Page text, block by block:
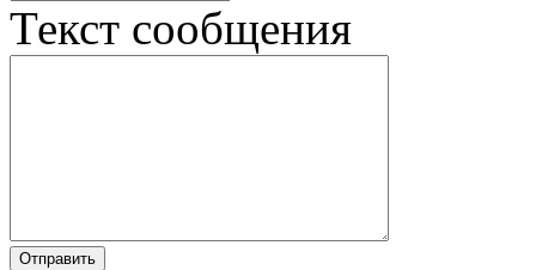
Текст сообщения